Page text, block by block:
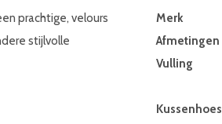
prachtige, velours
stijlvolle
Merk
Afmetingen
Vulling
Kussenhoes